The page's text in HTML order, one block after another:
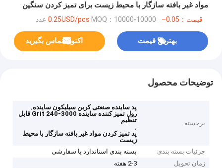
مواد غیر بافته سازگار با محیط زیست برای تمیز کردن سنگین
قیمت：0.05–0.25USD/pcs MOQ：10000-10000 عدد
بهترین قیمت اکنون تماس بگیرید
توضیحات محصول
برجسته
پد ساینده صنعتی کربن سیلیکون ساینده,
رول تمیز کننده ساینده Grit 240-3000 قابل
تنظیم
,
پد تمیز کردن مواد غیر بافته سازگار با محیط
زیست
جزئیات بسته بندی
بسته بندی استاندارد یا سفارشی
زمان تحویل
2-3 هفته